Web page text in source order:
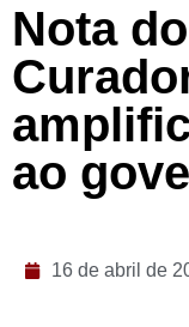
Nota
ao
16 de abril de